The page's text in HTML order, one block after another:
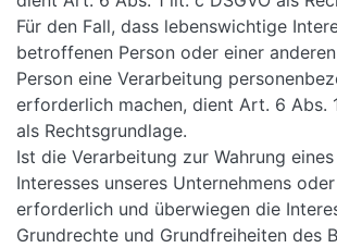
Für den Fall, dass lebenswichtige
betroffenen Person oder einer
Person eine Verarbeitung
erforderlich machen, dient Art. 6 Abs.
als Rechtsgrundlage.
Ist die Verarbeitung zur Wahrung
Interesses unseres Unternehmens
erforderlich und überwiegen die
Grundrechte und Grundfreiheiten des